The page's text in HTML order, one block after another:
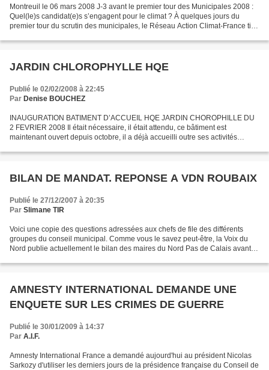
Montreuil le 06 mars 2008 J-3 avant le premier tour des Municipales 2008 :
Quel(le)s candidat(e)s s’engagent pour le climat ? À quelques jours du
premier tour du scrutin des municipales, le Réseau Action Climat-France tire
JARDIN CHLOROPHYLLE HQE
Publié le 02/02/2008 à 22:45
Par Denise BOUCHEZ
INAUGURATION BATIMENT D’ACCUEIL HQE JARDIN CHOROPHILLE DU
2 FEVRIER 2008 Il était nécessaire, il était attendu, ce bâtiment est
maintenant ouvert depuis octobre, il a déjà accueilli outre ses activités
BILAN DE MANDAT. REPONSE A VDN ROUBAIX
Publié le 27/12/2007 à 20:35
Par Slimane TIR
Voici une copie des questions adressées aux chefs de file des différents
groupes du conseil municipal. Comme vous le savez peut-être, la Voix du
Nord publie actuellement le bilan des maires du Nord Pas de Calais avant
AMNESTY INTERNATIONAL DEMANDE UNE
ENQUETE SUR LES CRIMES DE GUERRE
Publié le 30/01/2009 à 14:37
Par A.I.F.
Amnesty International France a demandé aujourd'hui au président Nicolas
Sarkozy d'utiliser les derniers jours de la présidence française du Conseil de